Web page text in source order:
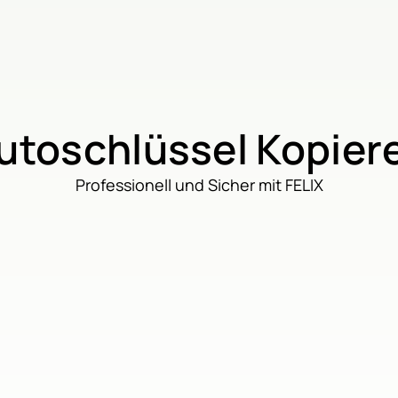
Professionell und Sicher mit FELIX